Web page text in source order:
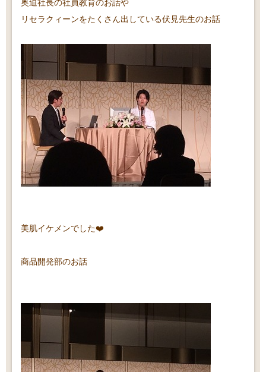
奥迫社長の社員教育のお話や
リセラクィーンをたくさん出している伏見先生のお話
美肌イケメンでした❤️
商品開発部のお話